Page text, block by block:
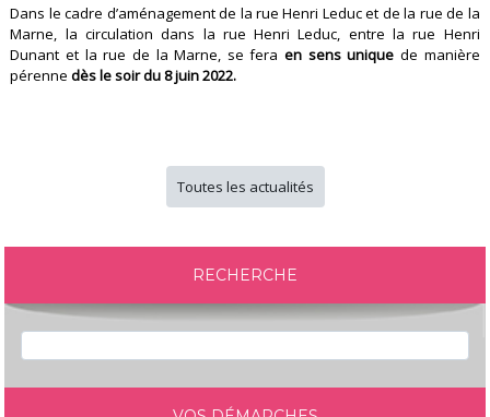
Dans le cadre d’aménagement de la rue Henri Leduc et de la rue de la
Marne, la circulation dans la rue Henri Leduc, entre la rue Henri
Dunant et la rue de la Marne, se feraen sens unique de manière
pérenne dès le soir du 8 juin 2022.
Toutes les actualités
RECHERCHE